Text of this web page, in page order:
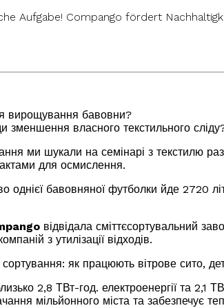
Aufgabe! Compango fördert
води
зменшення власного текстильного
ми шукали на семінарі з текстилю
для осмислення.
однієї бавовняної футболки йде 2720
відвідала сміттєсортувальний
з утилізації відходів.
як працюють вітрове сито,
2,8 ТВт-год. електроенергії та 2,1
мільйонного міста та забезпечує